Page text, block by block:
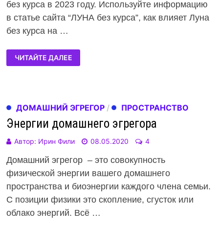
без курса в 2023 году. Используйте информацию
в статье сайта “ЛУНА без курса”, как влияет Луна
без курса на …
ЧИТАЙТЕ ДАЛЕЕ
ДОМАШНИЙ ЭГРЕГОР/ ПРОСТРАНСТВО
Энергии домашнего эгрегора
Автор: Ирин Фили 08.05.2020 4
Домашний эгрегор – это совокупность
физической энергии вашего домашнего
пространства и биоэнергии каждого члена семьи.
С позиции физики это скопление, сгусток или
облако энергий. Всё …